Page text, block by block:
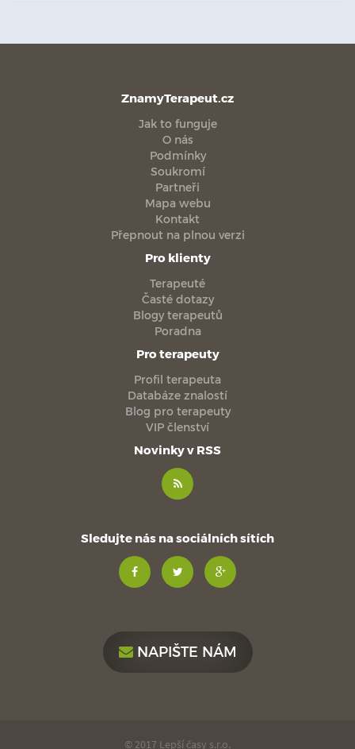
ZnamyTerapeut.cz
Jak to funguje
O nás
Podmínky
Soukromí
Partneři
Mapa webu
Kontakt
Přepnout na plnou verzi
Pro klienty
Terapeuté
Časté dotazy
Blogy terapeutů
Poradna
Pro terapeuty
Profil terapeuta
Databáze znalostí
Blog pro terapeuty
VIP členství
Novinky v RSS
Sledujte nás na sociálních sítích
NAPIŠTE NÁM
© 2017 Lepší časy s.r.o.